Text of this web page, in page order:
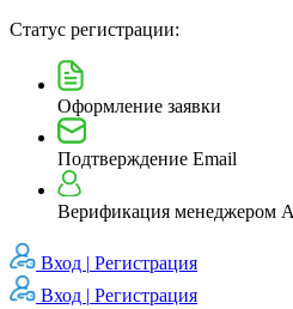
Статус регистрации:
Оформление заявки
Подтверждение Email
Верификация менеджером
Вход | Регистрация
Вход | Регистрация